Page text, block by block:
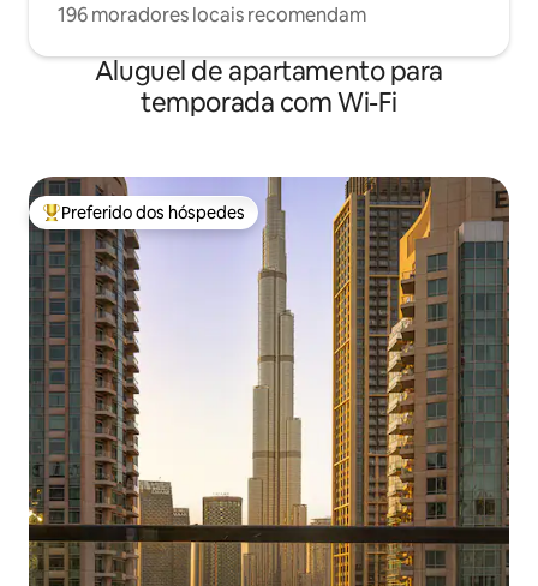
196 moradores locais recomendam
Aluguel de apartamento para
temporada com Wi-Fi
Entre os melhores preferidos dos hóspedes
Preferido dos hóspedes